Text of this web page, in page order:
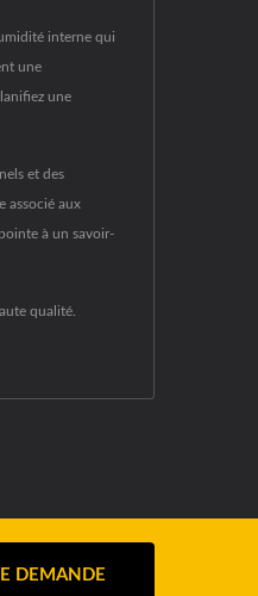
interne qui
une
une
et des
associé aux
à un savoir-
qualité.
DEMANDE